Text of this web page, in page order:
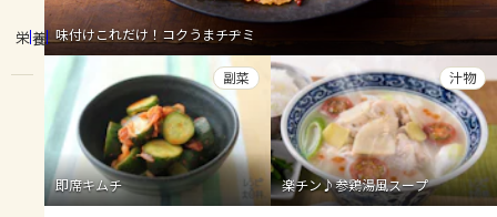
レシピ
トーク
よくあるお問い合わせ
お買い物
栄養 味付けこれだけ！コクうまチヂミ
即席キムチ
副菜
楽チン♪参鶏湯風スープ
汁物